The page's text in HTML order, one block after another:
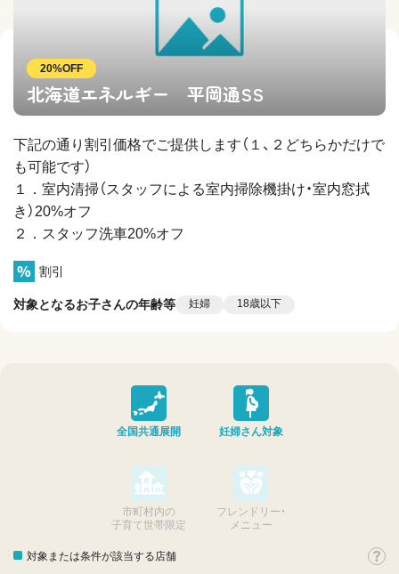
20%OFF
北海道エネルギー 平岡通SS
下記の通り割引価格でご提供します（１、２どちらかだけで
も可能です）
１．室内清掃（スタッフによる室内掃除機掛け・室内窓拭
き）20%オフ
２．スタッフ洗車20%オフ
割引
対象となるお子さんの年齢等 妊婦 18歳以下
全国共通展開 妊婦さん対象
市町村内の
子育て世帯限定
フレンドリー・
メニュー
対象または条件が該当する店舗